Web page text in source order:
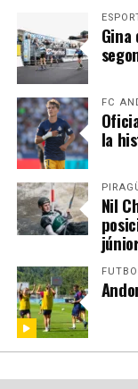
Gina
FC
la
Nil